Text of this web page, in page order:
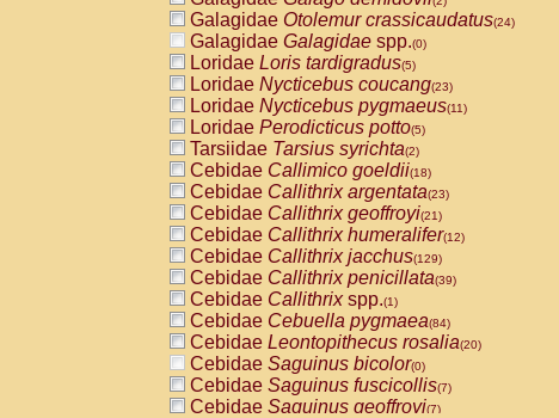
Galagidae Otolemur crassicaudatus(24)
Galagidae Galagidae spp.(0)
Loridae Loris tardigradus(5)
Loridae Nycticebus coucang(23)
Loridae Nycticebus pygmaeus(11)
Loridae Perodicticus potto(5)
Tarsiidae Tarsius syrichta(2)
Cebidae Callimico goeldii(18)
Cebidae Callithrix argentata(23)
Cebidae Callithrix geoffroyi(21)
Cebidae Callithrix humeralifer(12)
Cebidae Callithrix jacchus(129)
Cebidae Callithrix penicillata(39)
Cebidae Callithrixspp.(1)
Cebidae Cebuella pygmaea(84)
Cebidae Leontopithecus rosalia(20)
Cebidae Saguinus bicolor(0)
Cebidae Saguinus fuscicollis(7)
Cebidae Saguinus geoffroyi(7)